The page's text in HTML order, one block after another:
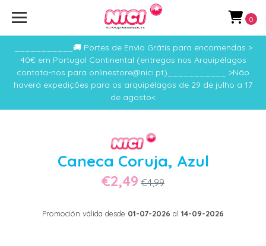
___________🚚 Portes de Envio Grátis para encomendas >
40€ em Portugal Continental (entregas nos Arquipélagos
contata-nos para onlinestore@nici.pt)___________ >Não
haverá expedições para os arquipélagos de 29 de julho a 17
de agosto<
0
Caneca Coruja, Azul
€2,49 €4,99
Promoción válida desde 01-07-2026 al 14-09-2026